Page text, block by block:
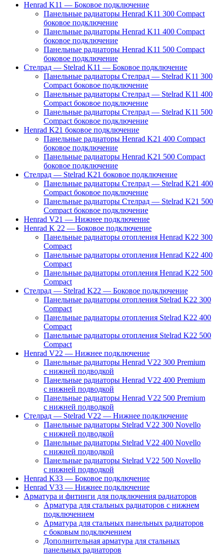
Henrad K11 — Боковое подключение
Панельные радиаторы Henrad K11 300 Compact
боковое подключение
Панельные радиаторы Henrad K11 400 Compact
боковое подключение
Панельные радиаторы Henrad K11 500 Compact
боковое подключение
Стелрад — Stelrad K11 — Боковое подключение
Панельные радиаторы Стелрад — Stelrad K11 300
Compact боковое подключение
Панельные радиаторы Стелрад — Stelrad K11 400
Compact боковое подключение
Панельные радиаторы Стелрад — Stelrad K11 500
Compact боковое подключение
Henrad K21 боковое подключение
Панельные радиаторы Henrad K21 400 Compact
боковое подключение
Панельные радиаторы Henrad K21 500 Compact
боковое подключение
Стелрад — Stelrad K21 боковое подключение
Панельные радиаторы Стелрад — Stelrad K21 400
Compact боковое подключение
Панельные радиаторы Стелрад — Stelrad K21 500
Compact боковое подключение
Henrad V21 — Нижнее подключение
Henrad K 22 — Боковое подключение
Панельные радиаторы отопления Henrad K22 300
Compact
Панельные радиаторы отопления Henrad K22 400
Compact
Панельные радиаторы отопления Henrad K22 500
Compact
Стелрад — Stelrad K22 — Боковое подключение
Панельные радиаторы отопления Stelrad K22 300
Compact
Панельные радиаторы отопления Stelrad K22 400
Compact
Панельные радиаторы отопления Stelrad K22 500
Compact
Henrad V22 — Нижнее подключение
Панельные радиаторы Henrad V22 300 Premium
с нижней подводкой
Панельные радиаторы Henrad V22 400 Premium
с нижней подводкой
Панельные радиаторы Henrad V22 500 Premium
с нижней подводкой
Стелрад — Stelrad V22 — Нижнее подключение
Панельные радиаторы Stelrad V22 300 Novello
с нижней подводкой
Панельные радиаторы Stelrad V22 400 Novello
с нижней подводкой
Панельные радиаторы Stelrad V22 500 Novello
с нижней подводкой
Henrad K33 — Боковое подключение
Henrad V33 — Нижнее подключение
Арматура и фитинги для подключения радиаторов
Арматура для стальных радиаторов с нижнем
подключением
Арматура для стальных панельных радиаторов
с боковым подключением
Дополнительная арматура для стальных
панельных радиаторов